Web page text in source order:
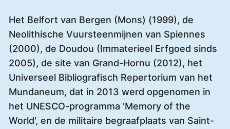
Het Belfort van Bergen (Mons) (1999), de
Neolithische Vuursteenmijnen van Spiennes
(2000), de Doudou (Immaterieel Erfgoed sinds
2005), de site van Grand-Hornu (2012), het
Universeel Bibliografisch Repertorium van het
Mundaneum, dat in 2013 werd opgenomen in
het UNESCO-programma 'Memory of the
World', en de militaire begraafplaats van Saint-